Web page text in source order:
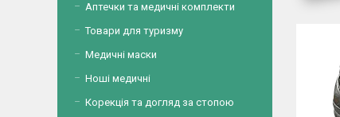
Аптечки та медичні комплекти
Товари для туризму
Медичні маски
Ноші медичні
Корекція та догляд за стопою